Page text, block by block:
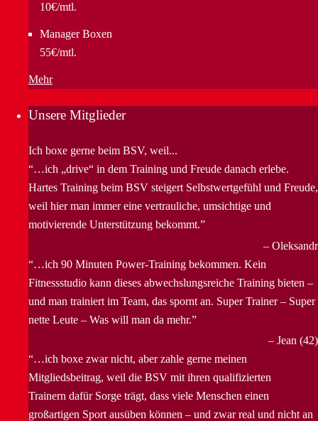
10€/mtl.
Manager Boxen
55€/mtl.
Mehr
Unsere Mitglieder
Ich boxe gerne beim BSV, weil...
…ich „drive“ in dem Training und Freude danach erlebe.
Hartes Training beim BSV steigert Selbstwertgefühl und Freude,
weil hier man immer eine vertrauliche, umsichtige und
motivierende Unterstützung bekommt.
Oleksandr
…ich 90 Minuten Power-Training bekommen. Kein
Fitnessstudio kann dieses abwechslungsreiche Training bieten –
und man trainiert im Team, das spornt an. Super Trainer – Super
nette Leute – Was will man da mehr.
Jean (42)
…ich boxe zwar nicht, aber zahle gerne meinen
Mitgliedsbeitrag, weil die BSV mit ihren qualifizierten
Trainern dafür Sorge trägt, dass viele Menschen einen
großartigen Sport ausüben können – und zwar real und nicht an